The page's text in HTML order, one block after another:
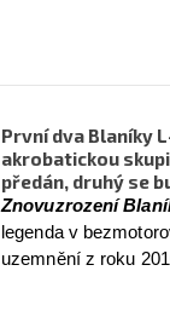
První dva Blaníky
akrobatickou
předán, druhý se
Znovuzrození
legenda v
uzemnění z roku